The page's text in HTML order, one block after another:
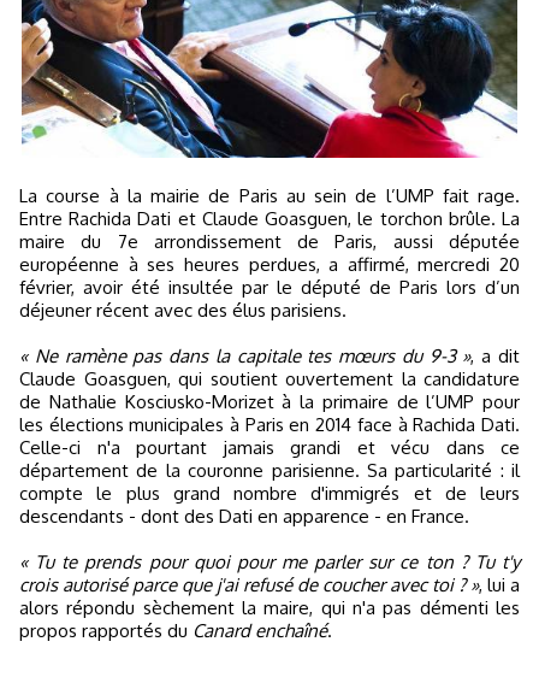
La course à la mairie de Paris au sein de l’UMP fait rage.
Entre Rachida Dati et Claude Goasguen, le torchon brûle. La
maire du 7e arrondissement de Paris, aussi députée
européenne à ses heures perdues, a affirmé, mercredi 20
février, avoir été insultée par le député de Paris lors d’un
déjeuner récent avec des élus parisiens.
« Ne ramène pas dans la capitale tes mœurs du 9-3 », a dit
Claude Goasguen, qui soutient ouvertement la candidature
de Nathalie Kosciusko-Morizet à la primaire de l’UMP pour
les élections municipales à Paris en 2014 face à Rachida Dati.
Celle-ci n'a pourtant jamais grandi et vécu dans ce
département de la couronne parisienne. Sa particularité : il
compte le plus grand nombre d'immigrés et de leurs
descendants - dont des Dati en apparence - en France.
« Tu te prends pour quoi pour me parler sur ce ton ? Tu t'y
crois autorisé parce que j'ai refusé de coucher avec toi ? », lui a
alors répondu sèchement la maire, qui n'a pas démenti les
propos rapportés du Canard enchaîné.